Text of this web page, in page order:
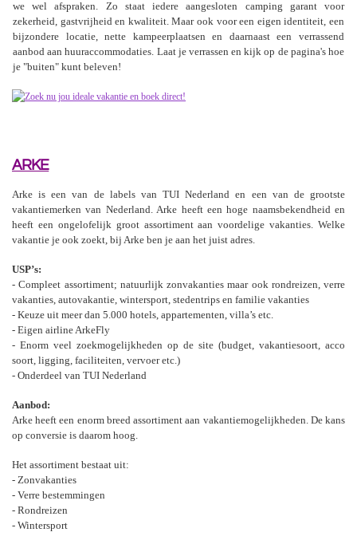
we wel afspraken. Zo staat iedere aangesloten camping garant voor
zekerheid, gastvrijheid en kwaliteit. Maar ook voor een eigen identiteit, een
bijzondere locatie, nette kampeerplaatsen en daarnaast een verrassend
aanbod aan huuraccommodaties. Laat je verrassen en kijk op de pagina's hoe
je "buiten" kunt beleven!
ARKE
Arke is een van de labels van TUI Nederland en een van de grootste
vakantiemerken van Nederland. Arke heeft een hoge naamsbekendheid en
heeft een ongelofelijk groot assortiment aan voordelige vakanties. Welke
vakantie je ook zoekt, bij Arke ben je aan het juist adres.
USP’s:
- Compleet assortiment; natuurlijk zonvakanties maar ook rondreizen, verre
vakanties, autovakantie, wintersport, stedentrips en familie vakanties
- Keuze uit meer dan 5.000 hotels, appartementen, villa’s etc.
- Eigen airline ArkeFly
- Enorm veel zoekmogelijkheden op de site (budget, vakantiesoort, acco
soort, ligging, faciliteiten, vervoer etc.)
- Onderdeel van TUI Nederland
Aanbod:
Arke heeft een enorm breed assortiment aan vakantiemogelijkheden. De kans
op conversie is daarom hoog.
Het assortiment bestaat uit:
- Zonvakanties
- Verre bestemmingen
- Rondreizen
- Wintersport